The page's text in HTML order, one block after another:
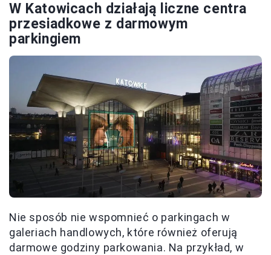
W Katowicach działają liczne centra
przesiadkowe z darmowym
parkingiem
Nie sposób nie wspomnieć o parkingach w
galeriach handlowych, które również oferują
darmowe godziny parkowania. Na przykład, w